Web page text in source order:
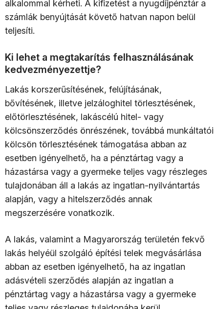
alkalommal kérheti. A kifizetést a nyugdíjpénztár a
számlák benyújtását követő hatvan napon belül
teljesíti.
Ki lehet a megtakarítás felhasználásának
kedvezményezettje?
Lakás korszerűsítésének, felújításának,
bővítésének, illetve jelzáloghitel törlesztésének,
előtörlesztésének, lakáscélú hitel- vagy
kölcsönszerződés önrészének, továbbá munkáltatói
kölcsön törlesztésének támogatása abban az
esetben igényelhető, ha a pénztártag vagy a
házastársa vagy a gyermeke teljes vagy részleges
tulajdonában áll a lakás az ingatlan-nyilvántartás
alapján, vagy a hitelszerződés annak
megszerzésére vonatkozik.
A lakás, valamint a Magyarország területén fekvő
lakás helyéül szolgáló építési telek megvásárlása
abban az esetben igényelhető, ha az ingatlan
adásvételi szerződés alapján az ingatlan a
pénztártag vagy a házastársa vagy a gyermeke